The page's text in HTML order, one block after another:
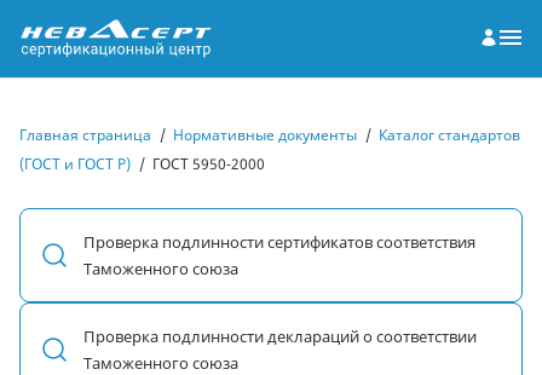
Главная страница / Нормативные документы / Каталог стандартов
(ГОСТ и ГОСТ Р) / ГОСТ 5950-2000
Проверка подлинности сертификатов соответствия
Таможенного союза
Проверка подлинности деклараций о соответствии
Таможенного союза